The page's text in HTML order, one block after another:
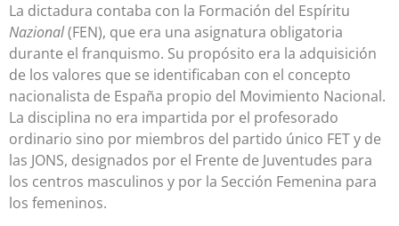
La dictadura contaba con la Formación del Espíritu
Nazional(FEN), que era una asignatura obligatoria
durante el franquismo. Su propósito era la adquisición
de los valores que se identificaban con el concepto
nacionalista de España propio del Movimiento Nacional.
La disciplina no era impartida por el profesorado
ordinario sino por miembros del partido único FET y de
las JONS, designados por el Frente de Juventudes para
los centros masculinos y por la Sección Femenina para
los femeninos.